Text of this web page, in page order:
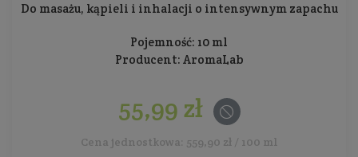
Do masażu, kąpieli i inhalacji o intensywnym zapachu
Pojemność: 10 ml
Producent: AromaLab
55,99 zł
Cena jednostkowa: 559,90 zł / 100 ml